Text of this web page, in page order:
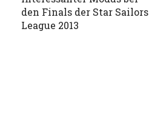
den Finals der Star Sailors
League 2013